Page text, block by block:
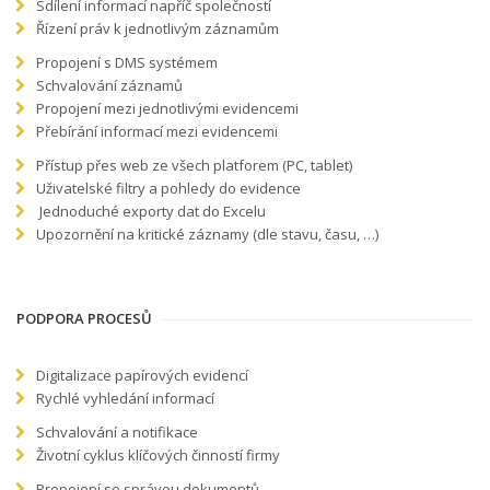
Sdílení informací napříč společností
Řízení práv k jednotlivým záznamům
Propojení s DMS systémem
Schvalování záznamů
Propojení mezi jednotlivými evidencemi
Přebírání informací mezi evidencemi
Přístup přes web ze všech platforem (PC, tablet)
Uživatelské filtry a pohledy do evidence
Jednoduché exporty dat do Excelu
Upozornění na kritické záznamy (dle stavu, času, …)
PODPORA PROCESŮ
Digitalizace papírových evidencí
Rychlé vyhledání informací
Schvalování a notifikace
Životní cyklus klíčových činností firmy